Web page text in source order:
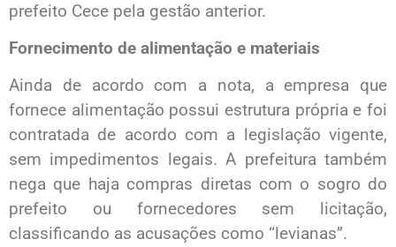
prefeito Cece pela gestão anterior.
Fornecimento de alimentação e materiais
Ainda de acordo com a nota, a empresa que
fornece alimentação possui estrutura própria e foi
contratada de acordo com a legislação vigente,
sem impedimentos legais. A prefeitura também
nega que haja compras diretas com o sogro do
prefeito ou fornecedores sem licitação,
classificando as acusações como “levianas”.